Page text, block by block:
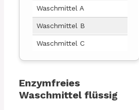
Waschmittel A
Waschmittel B
Waschmittel C
Enzymfreies
Waschmittel flüssig